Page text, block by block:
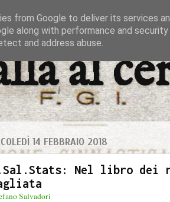
al
14 FEBBRAIO 2018
Nel libro dei
Salvadori
from Google to deliver its services
along with performance and
and address abuse.